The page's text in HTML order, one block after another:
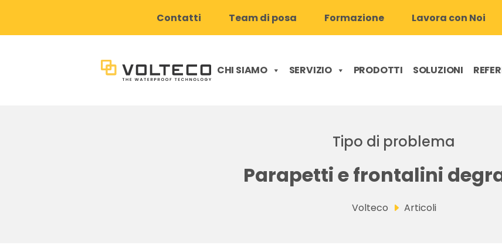
Contatti Team di posa Formazione Lavora con Noi
CHI SIAMO SERVIZIO PRODOTTI SOLUZIONI
Tipo di problema
Parapetti e frontalini
Volteco Articoli